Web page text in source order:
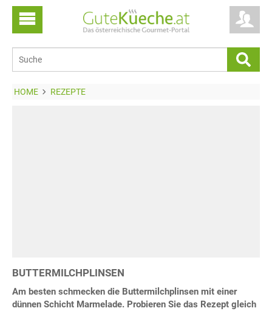
HOME REZEPTE
BUTTERMILCHPLINSEN
Am besten schmecken die Buttermilchplinsen mit einer
dünnen Schicht Marmelade. Probieren Sie das Rezept gleich